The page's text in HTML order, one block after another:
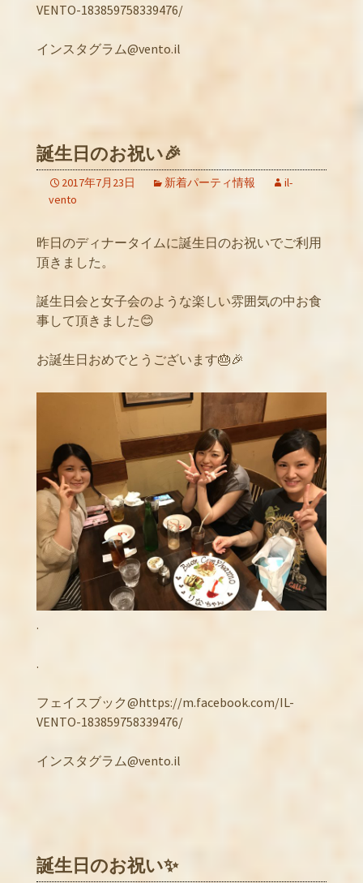
VENTO-183859758339476/
インスタグラム@vento.il
誕生日のお祝い🎉
2017年7月23日 新着パーティ情報
il-
vento
昨日のディナータイムに誕生日のお祝いでご利用
頂きました。
誕生日会と女子会のような楽しい雰囲気の中お食
事して頂きました😊
お誕生日おめでとうございます🎂🎉
.
.
フェイスブック@https://m.facebook.com/IL-
VENTO-183859758339476/
インスタグラム@vento.il
誕生日のお祝い✨